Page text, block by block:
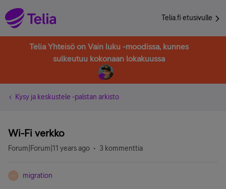
Telia.fi etusivulle
Telia Yhteisö on Vain luku -moodissa, kunnes
sulkeutuu kokonaan lokakuussa
Kysy ja keskustele -palstan arkisto
Wi-Fi verkko
Forum|Forum|11 years ago 3 kommenttia
M migration